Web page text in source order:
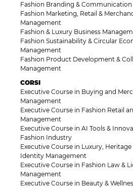
Fashion Branding &
Fashion Marketing, Retail &
Management
Fashion & Luxury Business
Fashion Sustainability & Circular
Management
Fashion Product Development &
Management
CORSI
Executive Course in Buying and
Management
Executive Course in Fashion Retail
Management
Executive Course in AI Tools &
Fashion Industry
Executive Course in Luxury,
Identity Management
Executive Course in Fashion Law &
Management
Executive Course in Beauty &